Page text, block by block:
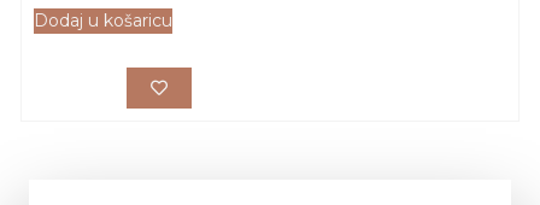
Dodaj u košaricu